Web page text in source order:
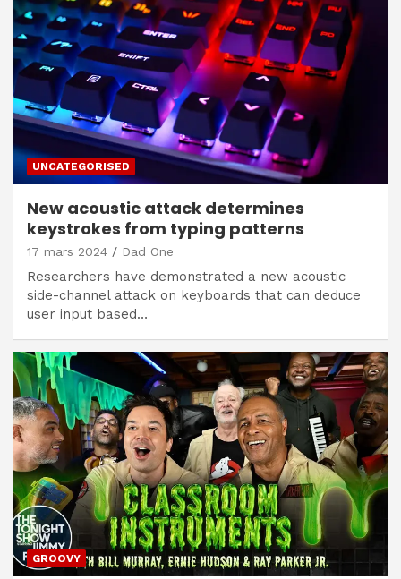
UNCATEGORISED
New acoustic attack determines
keystrokes from typing patterns
17 mars 2024 Dad One
Researchers have demonstrated a new acoustic
side-channel attack on keyboards that can deduce
user input based…
GROOVY